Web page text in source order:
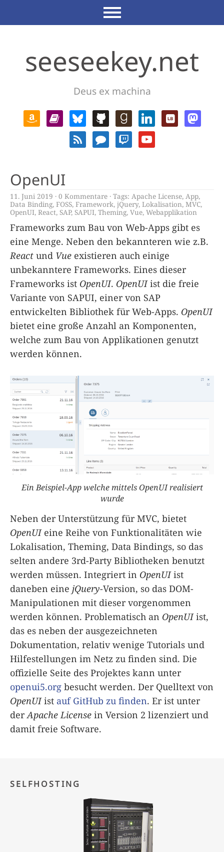
seeseekey.net
Deus ex machina
OpenUI
11. Juni 2019 0 Kommentare Tags: Apache License, App,
Data Binding, FOSS, Framework, jQuery, Lokalisation, MVC,
OpenUI, React, SAP, SAPUI, Theming, Vue, Webapplikation
Frameworks zum Bau von Web-Apps gibt es
eine Menge. Neben den bekannteren wie z.B.
React und Vue existieren auch einige
unbekanntere Frameworks. Eines dieser
Frameworks ist OpenUI. OpenUIist die freie
Variante von SAPUI, einer von SAP
entwickelten Bibliothek für Web-Apps. OpenUI
bietet eine große Anzahl an Komponenten,
welche zum Bau von Applikationen genutzt
werden können.
Ein Beispiel-App welche mittels OpenUI realisiert
wurde
Neben der Unterstützung für MVC, bietet
OpenUIeine Reihe von Funktionalitäten wie
Lokalisation, Theming, Data Bindings, so das
selten andere 3rd-Party Bibliotheken benutzt
werden müssen. Integriert in OpenUIist
daneben eine jQuery-Version, so das DOM-
Manipulationen mit dieser vorgenommen
werden können. Problematisch an OpenUIist,
das es neben der ausgezeichneten
Dokumentation, relativ wenige Tutorials und
Hilfestellungen im Netz zu finden sind. Die
offizielle Seite des Projektes kann unter
openui5.org besucht werden. Der Quelltext von
OpenUIist auf GitHub zu finden. Er ist unter
derApache License in Version 2 lizenziert und
damit freie Software.
SELFHOSTING